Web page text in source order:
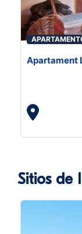
Apartament
Sitios de